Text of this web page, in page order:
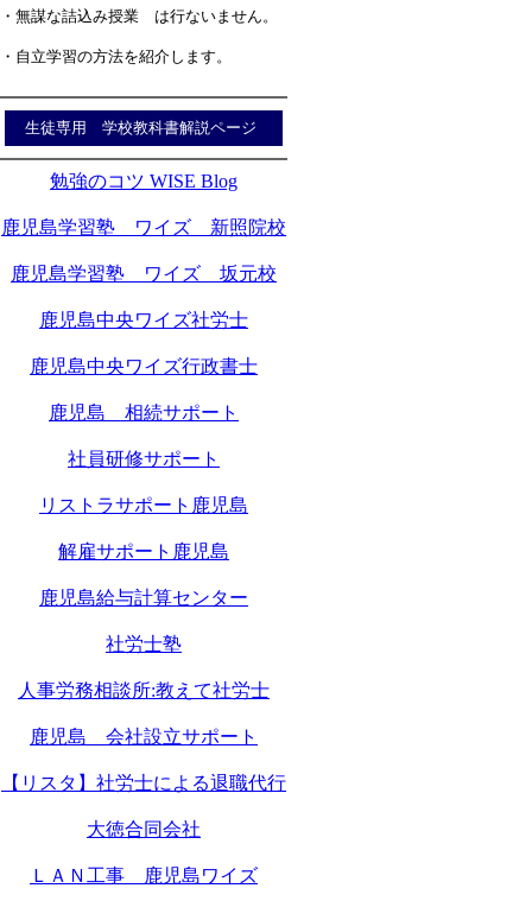
・無謀な詰込み授業 は行ないません。
・自立学習の方法を紹介します。
生徒専用 学校教科書解説ページ
勉強のコツ WISE Blog
鹿児島学習塾 ワイズ 新照院校
鹿児島学習塾 ワイズ 坂元校
鹿児島中央ワイズ社労士
鹿児島中央ワイズ行政書士
鹿児島 相続サポート
社員研修サポート
リストラサポート鹿児島
解雇サポート鹿児島
鹿児島給与計算センター
社労士塾
人事労務相談所:教えて社労士
鹿児島 会社設立サポート
【リスタ】社労士による退職代行
大徳合同会社
ＬＡＮ工事 鹿児島ワイズ